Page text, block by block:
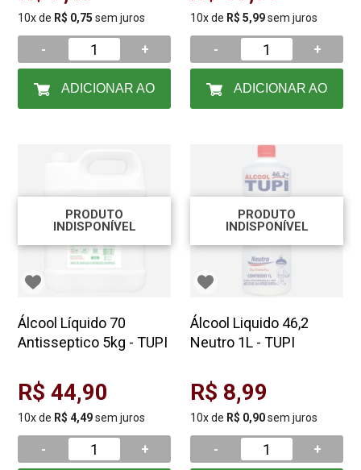
10x de R$ 0,75 sem juros
- +
10x de R$ 5,99sem juros
- +
PRODUTO
INDISPONÍVEL
Álcool Líquido 70
Antisseptico 5kg - TUPI
R$ 44,90
10x de R$ 4,49sem juros
- +
PRODUTO
INDISPONÍVEL
Álcool Liquido 46,2
Neutro 1L - TUPI
R$ 8,99
10x de R$ 0,90sem juros
- +